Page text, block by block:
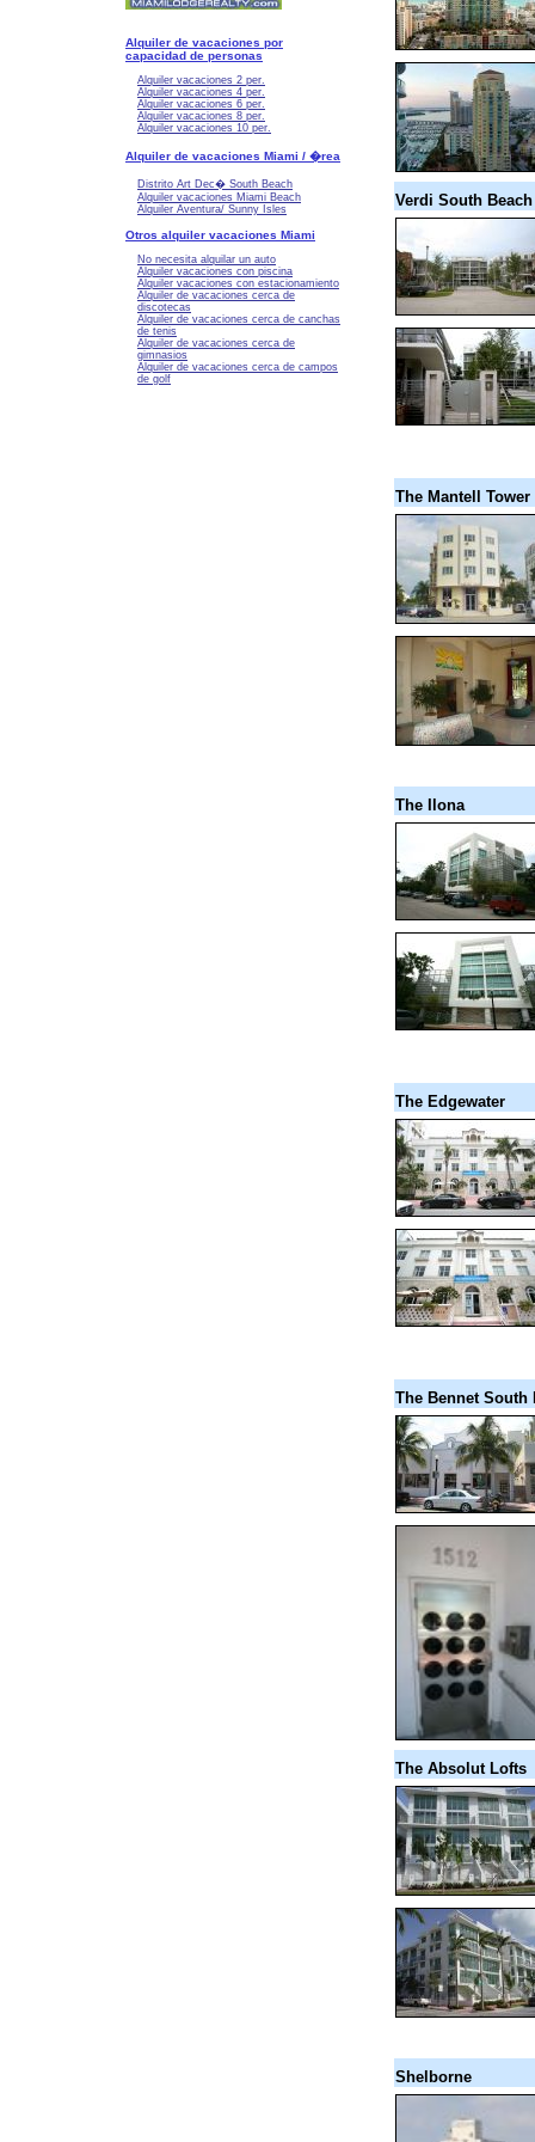
Verdi South Beach
The Mantell Tower
The Ilona
The Edgewater
The Bennet South
The Absolut Lofts
Shelborne
Alquiler de vacaciones por
capacidad de personas
Alquiler vacaciones 2 per.
Alquiler vacaciones 4 per.
Alquiler vacaciones 6 per.
Alquiler vacaciones 8 per.
Alquiler vacaciones 10 per.
Alquiler de vacaciones Miami / �rea
Distrito Art Dec� South Beach
Alquiler vacaciones Miami Beach
Alquiler Aventura/ Sunny Isles
Otros alquiler vacaciones Miami
No necesita alquilar un auto
Alquiler vacaciones con piscina
Alquiler vacaciones con estacionamiento
Alquiler de vacaciones cerca de
discotecas
Alquiler de vacaciones cerca de canchas
de tenis
Alquiler de vacaciones cerca de
gimnasios
Alquiler de vacaciones cerca de campos
de golf